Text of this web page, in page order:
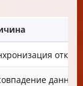
данных